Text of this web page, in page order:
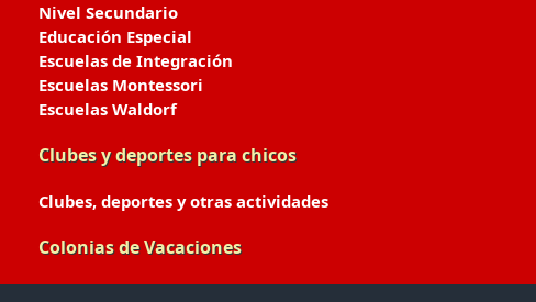
Nivel Secundario
Educación Especial
Escuelas de Integración
Escuelas Montessori
Escuelas Waldorf
Clubes y deportes para chicos
Clubes, deportes y otras actividades
Colonias de Vacaciones